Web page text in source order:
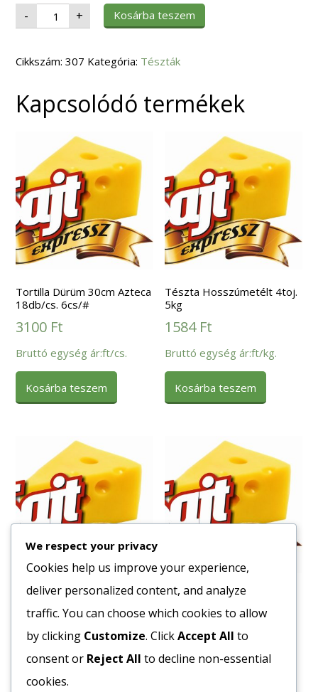
- Tészta
Spagetti
Olasz
+ Kosárba teszem
Cikkszám:307 Kategória: Tészták
Kapcsolódó termékek
Tortilla Dürüm 30cm Azteca
18db/cs. 6cs/#
3100 Ft
Bruttó egység ár:ft/cs.
Kosárba teszem
Tészta Hosszúmetélt 4toj.
5kg
1584 Ft
Bruttó egység ár:ft/kg.
Kosárba teszem
Tészta Kiskagyló 4 toj. 6 kg
1553Ft
Bruttó egység ár:ft/kg.
Kosárba teszem
Tészta Penne 4toj. Soós
5kg
1462Ft
Bruttó egység ár:ft/kg.
We respect your privacy
Cookies help us improve your experience,
deliver personalized content, and analyze
traffic. You can choose which cookies to allow
by clicking Customize. ClickAccept All to
consent or Reject All to decline non-essential
cookies.